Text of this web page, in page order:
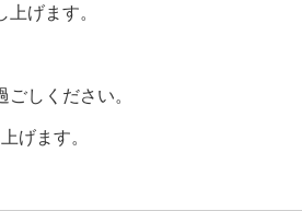
げます。
しください。
げます。